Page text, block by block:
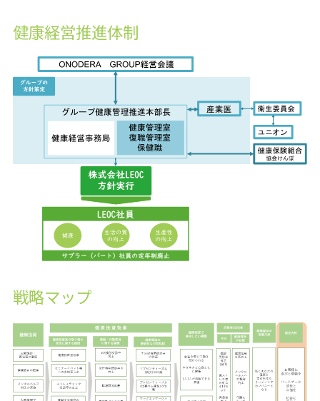
健康経営推進体制
戦略マップ